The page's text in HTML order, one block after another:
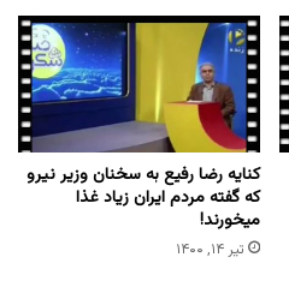
کنایه رضا رفیع به سخنان وزیر نیرو
که گفته مردم ایران زیاد غذا
میخورند!
تیر ۱۴, ۱۴۰۰